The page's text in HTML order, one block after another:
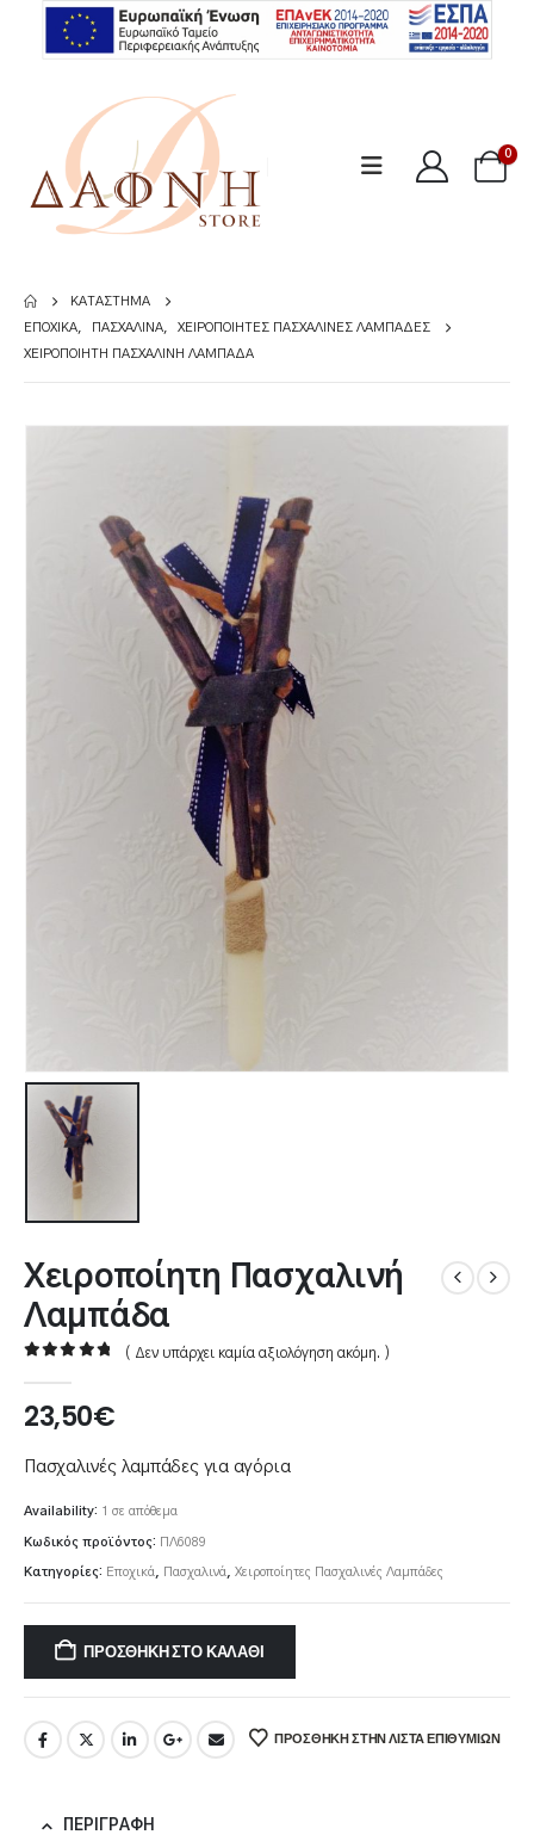
0
ΚΑΤΆΣΤΗΜΑ
ΕΠΟΧΙΚΆ
ΠΑΣΧΑΛΙΝΆ
ΧΕΙΡΟΠΟΊΗΤΕΣ ΠΑΣΧΑΛΙΝΈΣ ΛΑΜΠΆΔΕΣ
ΧΕΙΡΟΠΟΊΗΤΗ ΠΑΣΧΑΛΙΝΉ ΛΑΜΠΆΔΑ
Χειροποίητη Πασχαλινή
Λαμπάδα
( Δεν υπάρχει καμία αξιολόγηση ακόμη. )
23,50€
Πασχαλινές λαμπάδες για αγόρια
Availability: 1 σε απόθεμα
Κωδικός προϊόντος: ΠΛ6089
Κατηγορίες: Εποχικά, Πασχαλινά, Χειροποίητες Πασχαλινές Λαμπάδες
ΠΡΟΣΘΉΚΗ ΣΤΟ ΚΑΛΆΘΙ
ΠΡΌΣΘΉΚΗ ΣΤΗΝ ΛΊΣΤΑ ΕΠΙΘΥΜΙΏΝ
ΠΕΡΙΓΡΑΦΉ